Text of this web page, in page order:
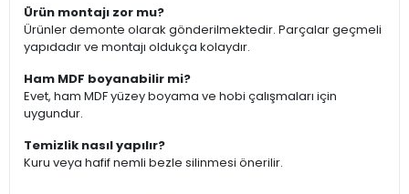
Ürün montajı zor mu?
Ürünler demonte olarak gönderilmektedir. Parçalar geçmeli
yapıdadır ve montajı oldukça kolaydır.
Ham MDF boyanabilir mi?
Evet, ham MDF yüzey boyama ve hobi çalışmaları için
uygundur.
Temizlik nasıl yapılır?
Kuru veya hafif nemli bezle silinmesi önerilir.